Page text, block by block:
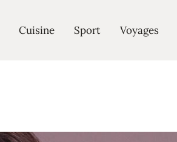
Cuisine Sport Voyages